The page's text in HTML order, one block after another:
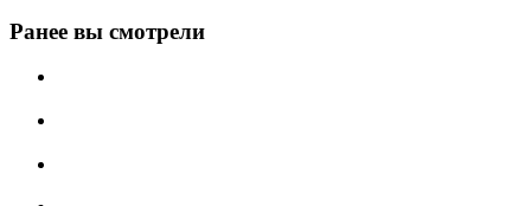
Ранее вы смотрели